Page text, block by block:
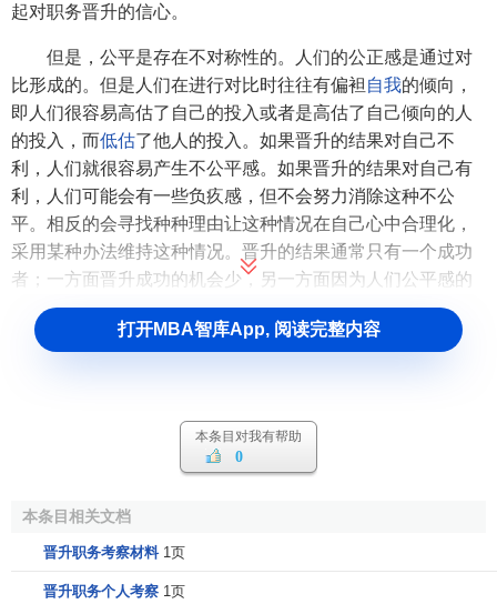
起对职务晋升的信心。
但是，公平是存在不对称性的。人们的公正感是通过对
比形成的。但是人们在进行对比时往往有偏袒 自我的倾向，
即人们很容易高估了自己的投入或者是高估了自己倾向的人
的投入，而低估了他人的投入。如果晋升的结果对自己不
利，人们就很容易产生不公平感。如果晋升的结果对自己有
利，人们可能会有一些负疚感，但不会努力消除这种不公
平。相反的会寻找种种理由让这种情况在自己心中合理化，
采用某种办法维持这种情况。晋升的结果通常只有一个成功
者；一方面晋升成功的机会少，另一方面因为人们公平感的
倾向性，多数未能晋升的人在得知晋升结果的时候可能会产
生不公平感和失落感。在职务晋升的过程中，企
要
2.晋升决策程序公正性
决策中，程序公正性指人们感觉的
的公正程度，是职务晋升的公正性的重要表现。主要表现在
性原则。在 内部选拔 前，
与程序，要使每个员工都了解晋升的标准，了解晋升对于业
打开MBA智库App, 阅读完整内容
本条目对我有帮助
0
本条目相关文档
晋升职务考察材料 1页
晋升职务个人考察 1页